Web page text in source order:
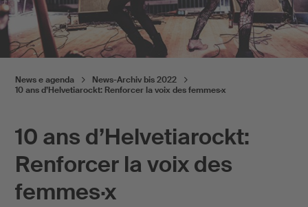
10 ans d’Helvetiarockt:
Renforcer la voix des
femmes·x
News e agenda
News-Archiv bis 2022
10 ans d’Helvetiarockt: Renforcer la voix des femmes·x